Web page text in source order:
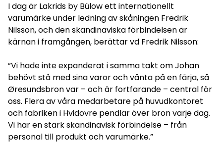
I dag är Lakrids by Bülow ett internationellt
varumärke under ledning av skåningen Fredrik
Nilsson, och den skandinaviska förbindelsen är
kärnan i framgången, berättar vd Fredrik Nilsson:
”Vi hade inte expanderat i samma takt om Johan
behövt stå med sina varor och vänta på en färja, så
Øresundsbron var – och är fortfarande – central för
oss. Flera av våra medarbetare på huvudkontoret
och fabriken i Hvidovre pendlar över bron varje dag.
Vi har en stark skandinavisk förbindelse – från
personal till produkt och varumärke.”